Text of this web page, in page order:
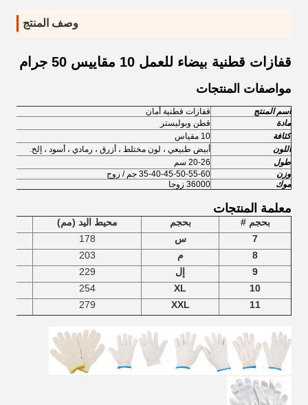
وصف المنتج
قفازات قطنية بيضاء للعمل 10 مقاييس 50 جرام
مواصفات المنتجات
اسم المنتج
قفازات قطنية أمان
مادة
قطن وبوليستر
كثافة
10 مقياس
اللون
أبيض طبيعي ، لون مختلط ، أزرق ، رمادي ، أسود ، إلخ.
طول
20-26 سم
وزن
35-40-45-50-55-60 جم ​​/ زوج
موك
36000 زوجا
معلمة المنتجات
بحجم # بحجم محيط اليد (مم)
7
س
178
8
م
203
9
إل
229
10
XL
254
11
XXL
279